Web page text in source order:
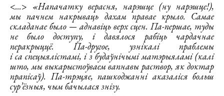
<...> «Напачатку верасня, нарэшце (ну нарэшце!),
мы пачнем накрываць дахам правае крыло. Самае
складанае было — аднавіць верх сцен. Па-першае, туды
не было доступу, і давялося рабіць чардачнае
перакрыццё. Па-другое, узнікалі праблемы
і са спецыялістамі, і з будаўнічымі матэрыяламі (калі
што, мы выкарыстоўваем вапнавы раствор, як доктар
прапісаў). Па-трэцяе, пашкоджанні аказаліся больш
сур’ёзныя, чым бачылася знізу.